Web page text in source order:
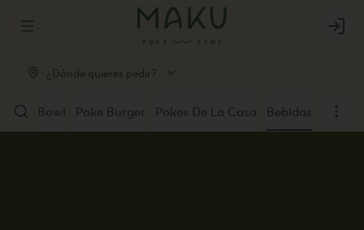
Abrir menu de navegación Login
¿Dónde quieres pedir?
Poke Bowl Poke Burger Pokes De La Casa Bebidas